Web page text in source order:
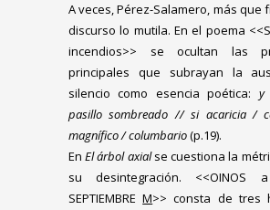
A veces, Pérez-Salamero, más que
discurso lo mutila. En el poema
incendios>> se ocultan las
principales que subrayan la
silencio como esencia poética: y
pasillo sombreado // si acaricia /
magnífico / columbario(p.19).
EnEl árbol axialse cuestiona la
su desintegración. <<OINOS
SEPTIEMBREM>> consta de tres